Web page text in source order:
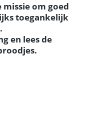
missie om goed
toegankelijk
en lees de